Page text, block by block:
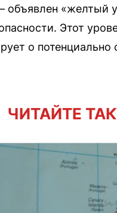
объявлен «желтый
Этот
о потенциально
ЧИТАЙТЕ